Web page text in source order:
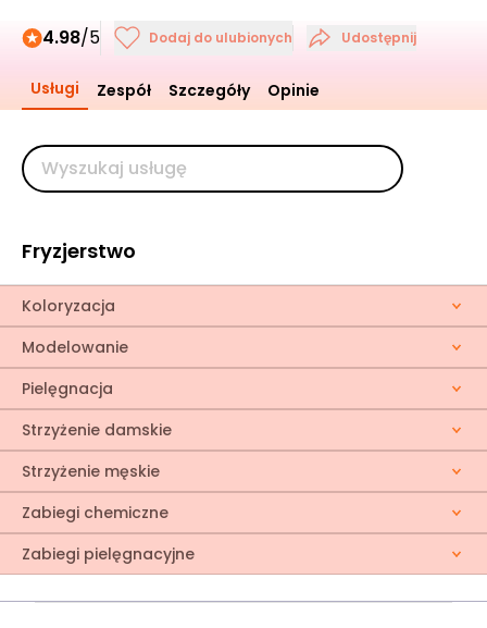
4.98/5 Dodaj do ulubionych Udostępnij
Usługi Zespół Szczegóły Opinie
Fryzjerstwo
Koloryzacja
Modelowanie
Pielęgnacja
Strzyżenie damskie
Strzyżenie męskie
Zabiegi chemiczne
Zabiegi pielęgnacyjne